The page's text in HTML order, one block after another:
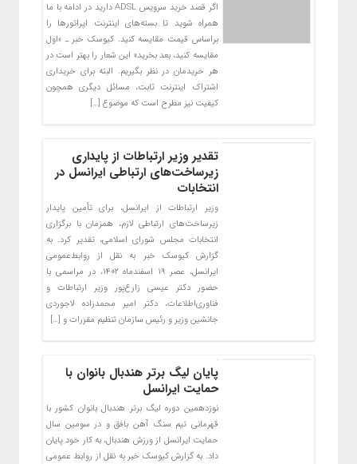
اگر قصد خرید سرویس ADSL دارید در ادامه با ما
همراه شوید تا بسته‌های اینترنت اپراتورها را
براساس قیمت مقایسه کنید. کیوسک خبر ـ «اول
مقایسه کنید، بعد بخرید» این شعار را بهتر است در
هر خریدمان در نظر بگیریم. البته برای خریداری
اشتراک اینترنت ثابت، مسائل دیگری همچون
کیفیت نیز مطرح است که موضوع […]
تقدیر وزیر ارتباطات از پایداری
زیرساخت‌های ارتباطی ایرانسل در
انتخابات
وزیر ارتباطات از ایرانسل، برای تأمین پایدار
زیرساخت‌های ارتباطی لازم، همزمان با برگزاری
انتخابات مجلس شورای اسلامی، تقدیر کرد. به
گزارش کیوسک خبر به نقل از روابط‌عمومی
ایرانسل، عصر ۱۹ اسفندماه ۱۴۰۲، در مراسمی با
حضور دکتر عیسی زارع‌پور وزیر ارتباطات و
فناوری‌اطلاعات، دکتر امیر محمدزاده لاجوردی
جانشین وزیر و رئیس سازمان تنظیم مقررات و […]
پایان لیگ برتر هندبال بانوان با
حمایت ایرانسل
نوزدهمین دوره لیگ برتر هندبال بانوان کشور با
قهرمانی تیم سنگ آهن بافق و در سومین سال
حمایت ایرانسل از ورزش هندبال، به کار خود پایان
داد. به گزارش کیوسک خبر به نقل از روابط عمومی